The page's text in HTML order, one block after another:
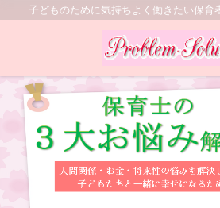
子どものために気持ちよく働きたい保育